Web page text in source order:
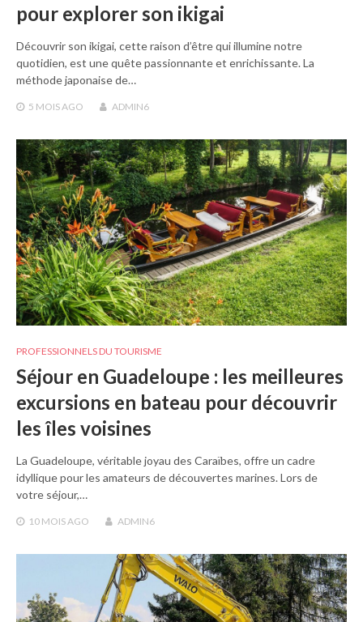
pour explorer son ikigai
Découvrir son ikigai, cette raison d’être qui illumine notre
quotidien, est une quête passionnante et enrichissante. La
méthode japonaise de…
5 MOIS AGO ADMIN6
PROFESSIONNELS DU TOURISME
Séjour en Guadeloupe : les meilleures
excursions en bateau pour découvrir
les îles voisines
La Guadeloupe, véritable joyau des Caraïbes, offre un cadre
idyllique pour les amateurs de découvertes marines. Lors de
votre séjour,…
10 MOIS AGO ADMIN6